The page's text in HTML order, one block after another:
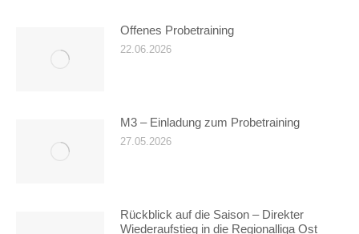
Offenes Probetraining
22.06.2026
M3 – Einladung zum Probetraining
27.05.2026
Rückblick auf die Saison – Direkter
Wiederaufstieg in die Regionalliga Ost